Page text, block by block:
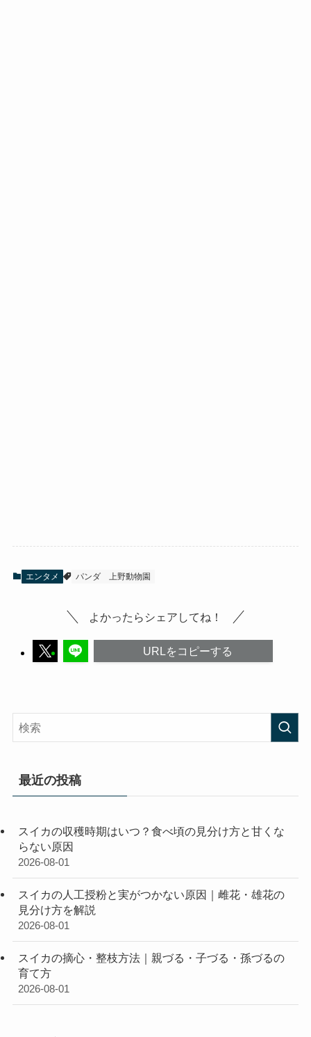
エンタメ パンダ 上野動物園
よかったらシェアしてね！
URLをコピーする
最近の投稿
スイカの収穫時期はいつ？食べ頃の見分け方と甘くな
らない原因
2026-08-01
スイカの人工授粉と実がつかない原因｜雌花・雄花の
見分け方を解説
2026-08-01
スイカの摘心・整枝方法｜親づる・子づる・孫づるの
育て方
2026-08-01